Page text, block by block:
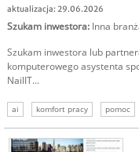
aktualizacja: 29.06.2026
Szukam inwestora: Inna
Szukam inwestora lub
komputerowego asystenta
NailIT...
ai komfort pracy pomoc